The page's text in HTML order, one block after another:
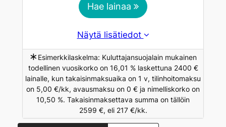
Hae lainaa
Näytä lisätiedot
∗ Esimerkkilaskelma: Kuluttajansuojalain mukainen
todellinen vuosikorko on 16,01 % laskettuna 2400 €
lainalle, kun takaisinmaksuaika on 1 v, tilinhoitomaksu
on 5,00 €/kk, avausmaksu on 0 € ja nimelliskorko on
10,50 %. Takaisinmaksettava summa on tällöin
2599 €, eli 217 €/kk.